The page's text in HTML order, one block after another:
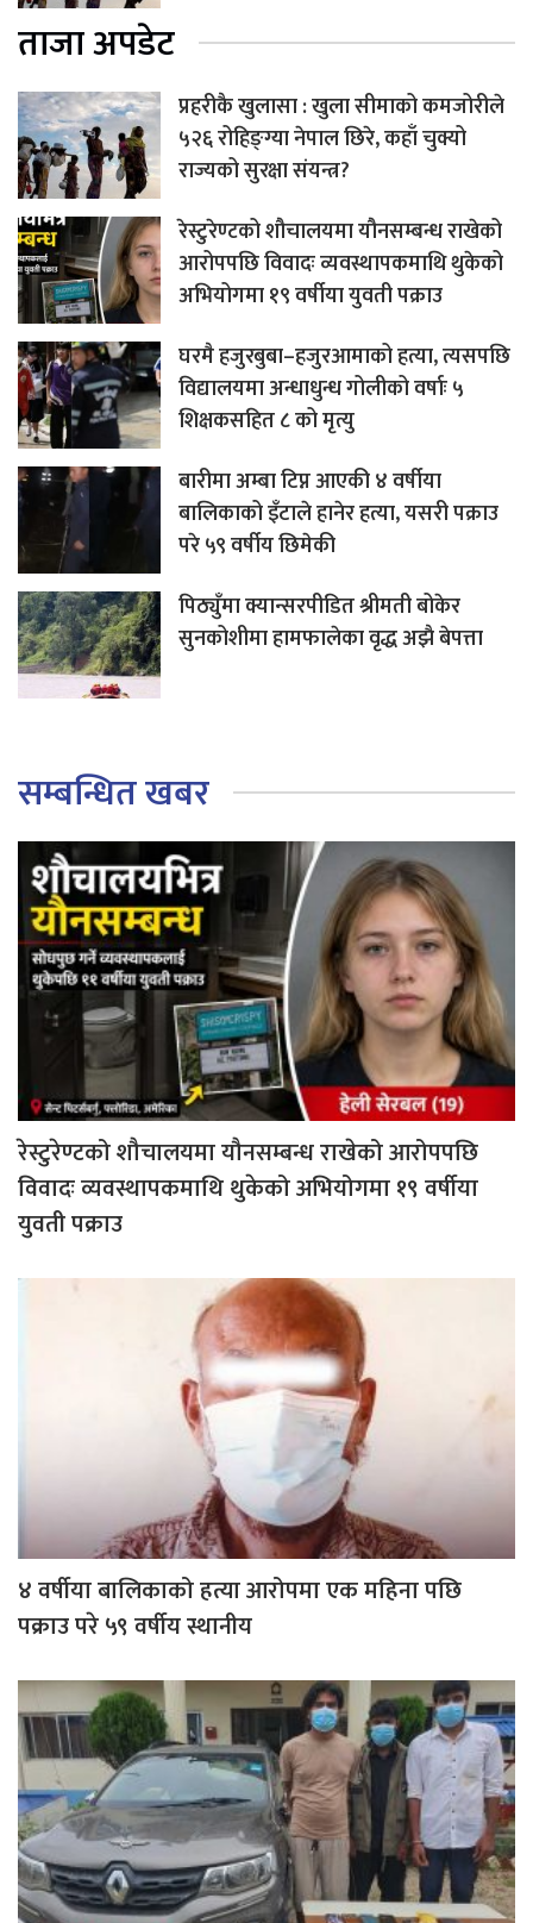
ताजा अपडेट
प्रहरीकै खुलासा : खुला सीमाको कमजोरीले
५२६ रोहिङ्ग्या नेपाल छिरे, कहाँ चुक्यो
राज्यको सुरक्षा संयन्त्र?
रेस्टुरेण्टको शौचालयमा यौनसम्बन्ध राखेको
आरोपपछि विवादः व्यवस्थापकमाथि थुकेको
अभियोगमा १९ वर्षीया युवती पक्राउ
घरमै हजुरबुबा–हजुरआमाको हत्या, त्यसपछि
विद्यालयमा अन्धाधुन्ध गोलीको वर्षाः ५
शिक्षकसहित ८ को मृत्यु
बारीमा अम्बा टिप्न आएकी ४ वर्षीया
बालिकाको इँटाले हानेर हत्या, यसरी पक्राउ
परे ५९ वर्षीय छिमेकी
पिठ्युँमा क्यान्सरपीडित श्रीमती बोकेर
सुनकोशीमा हामफालेका वृद्ध अझै बेपत्ता
सम्बन्धित खबर
रेस्टुरेण्टको शौचालयमा यौनसम्बन्ध राखेको आरोपपछि
विवादः व्यवस्थापकमाथि थुकेको अभियोगमा १९ वर्षीया
युवती पक्राउ
४ वर्षीया बालिकाको हत्या आरोपमा एक महिना पछि
पक्राउ परे ५९ वर्षीय स्थानीय